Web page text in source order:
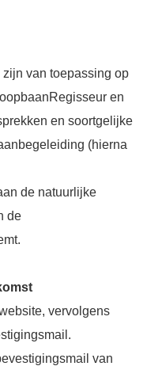
van toepassing op
en
en soortgelijke
(hierna
de natuurlijke
de
vervolgens
van